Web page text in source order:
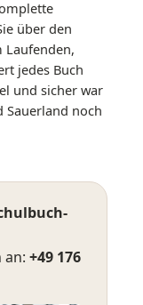
über den
Laufenden,
jedes Buch
und sicher war
Sauerland noch
an: +49 176